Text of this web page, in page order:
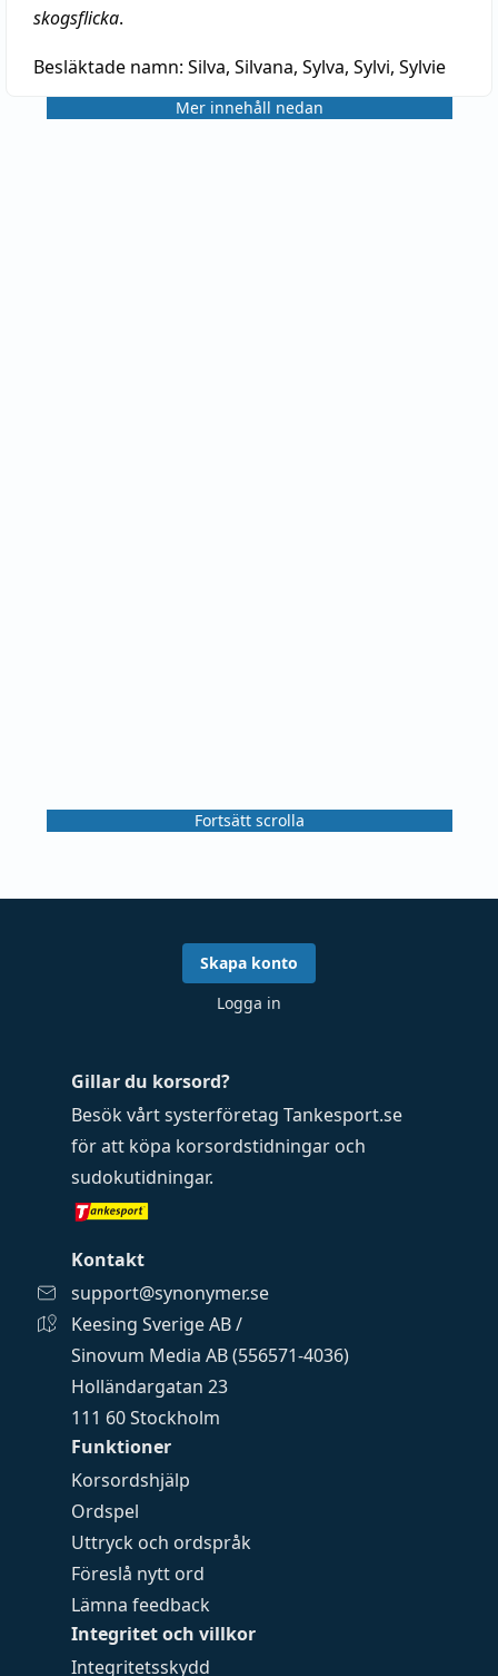
skogsflicka.
Besläktade namn: Silva, Silvana, Sylva, Sylvi, Sylvie
Mer innehåll nedan
Fortsätt scrolla
Funktioner
Korsordshjälp
Ordspel
Uttryck och ordspråk
Föreslå nytt ord
Lämna feedback
Integritet och villkor
Integritetsskydd
Gillar du korsord?
Besök vårt systerföretag Tankesport.se
för att köpa korsordstidningar och
sudokutidningar.
Kontakt
support@synonymer.se
Keesing Sverige AB /
Sinovum Media AB (556571-4036)
Holländargatan 23
111 60 Stockholm
Skapa konto
Logga in